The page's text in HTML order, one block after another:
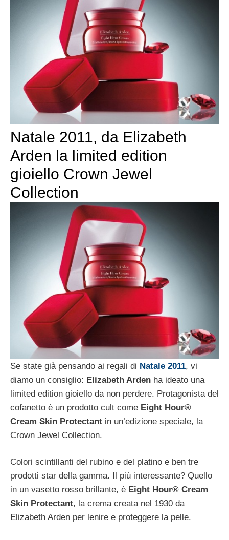
Natale 2011, da Elizabeth
Arden la limited edition
gioiello Crown Jewel
Collection
Se state già pensando ai regali di Natale 2011, vi
diamo un consiglio: Elizabeth Arden ha ideato una
limited edition gioiello da non perdere. Protagonista del
cofanetto è un prodotto cult come Eight Hour®
Cream Skin Protectant in un’edizione speciale, la
Crown Jewel Collection.
Colori scintillanti del rubino e del platino e ben tre
prodotti star della gamma. Il più interessante? Quello
in un vasetto rosso brillante, è Eight Hour® Cream
Skin Protectant, la crema creata nel 1930 da
Elizabeth Arden per lenire e proteggere la pelle.